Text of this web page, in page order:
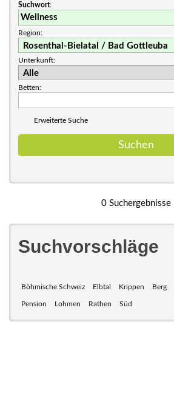
Suchwort:
Region:
Unterkunft:
Betten:
Erweiterte Suche
0 Suchergebnisse
Suchvorschläge
Böhmische Schweiz Elbtal Krippen Berg
Pension Lohmen Rathen Süd